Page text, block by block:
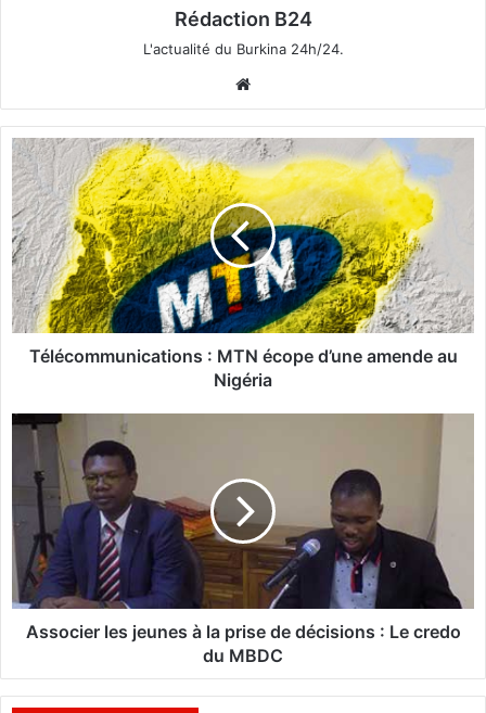
Rédaction B24
L'actualité du Burkina 24h/24.
bsi
te
T
é
l
é
c
o
m
m
u
a
n
s
M
c
Télécommunications : MTN écope d’une amende au
Nigéria
A
c
i
e
l
j
e
Associer les jeunes à la prise de décisions : Le credo
du MBDC